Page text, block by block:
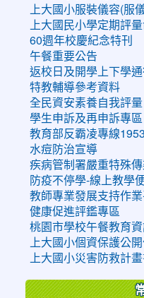
上大國小服裝儀容(服
上大國民小學定期評
60週年校慶紀念特刊
午餐重要公告
返校日及開學上下學
特教輔導參考資料
全民資安素養自我評量
學生申訴及再申訴專區
教育部反霸凌專線1953
水痘防治宣導
疾病管制署嚴重特殊
防疫不停學-線上教學
教師專業發展支持作
健康促進評鑑專區
桃園市學校午餐教育資
上大國小個資保護公
上大國小災害防救計